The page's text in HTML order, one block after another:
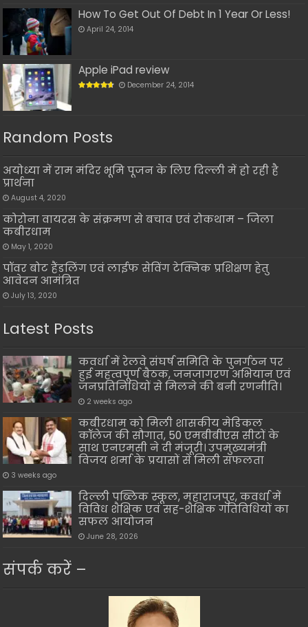
How To Get Out Of Debt In 1 Year Or Less!
April 24, 2014
Apple iPad review
December 24, 2014
Random Posts
अयोध्या में राम मंदिर भूमि पूजन के लिए दिल्ली में हो रही है
प्रार्थना
August 4, 2020
कोरोना वायरस के संक्रमण से बचाव एवं रोकथाम – जिला
कबीरधाम
May 1, 2020
पॉवर बोट हैंडलिंग एवं लाईफ सेविंग टेक्निक प्रशिक्षण हेतु
आवेदन आमंत्रित
July 13, 2020
Latest Posts
कवर्धा में रेलवे संघर्ष समिति के पुनर्गठन पर
हुई महत्वपूर्ण बैठक, जनजागरण अभियान एवं
जनप्रतिनिधियों से मिलने की बनी रणनीति।
2 weeks ago
कबीरधाम को मिली शासकीय मेडिकल
कॉलेज की सौगात, 50 एमबीबीएस सीटों के
साथ एनएमसी ने दी मंजूरी। उपमुख्यमंत्री
विजय शर्मा के प्रयासों से मिली सफलता
3 weeks ago
दिल्ली पब्लिक स्कूल, महाराजपुर, कवर्धा में
विविध शैक्षिक एवं सह-शैक्षिक गतिविधियों का
सफल आयोजन
June 28, 2026
संपर्क करें –